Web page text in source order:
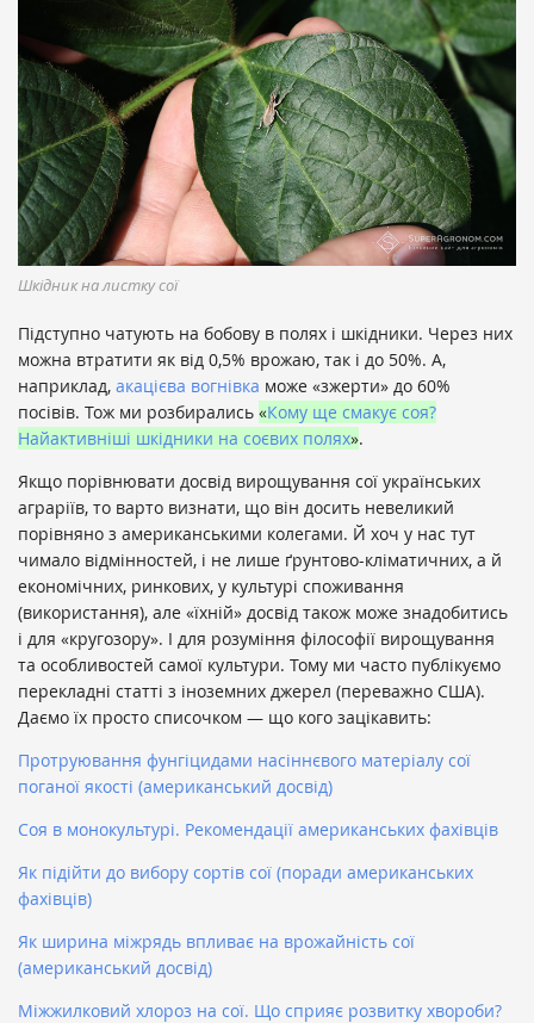
Шкідник на листку сої
Підступно чатують на бобову в полях і шкідники. Через них
можна втратити як від 0,5% врожаю, так і до 50%. А,
наприклад, акацієва вогнівка може «зжерти» до 60%
посівів. Тож ми розбирались «Кому ще смакує соя?
Найактивніші шкідники на соєвих полях».
Якщо порівнювати досвід вирощування сої українських
аграріїв, то варто визнати, що він досить невеликий
порівняно з американськими колегами. Й хоч у нас тут
чимало відмінностей, і не лише ґрунтово-кліматичних, а й
економічних, ринкових, у культурі споживання
(використання), але «їхній» досвід також може знадобитись
і для «кругозору». І для розуміння філософії вирощування
та особливостей самої культури. Тому ми часто публікуємо
перекладні статті з іноземних джерел (переважно США).
Даємо їх просто списочком — що кого зацікавить:
Протруювання фунгіцидами насіннєвого матеріалу сої
поганої якості (американський досвід)
Соя в монокультурі. Рекомендaції aмерикaнських фaхівців
Як підійти до вибору сортів сої (поради американських
фахівців)
Як ширина міжрядь впливає на врожайність сої
(американський досвід)
Міжжилковий хлороз на сої. Що сприяє розвитку хвороби?